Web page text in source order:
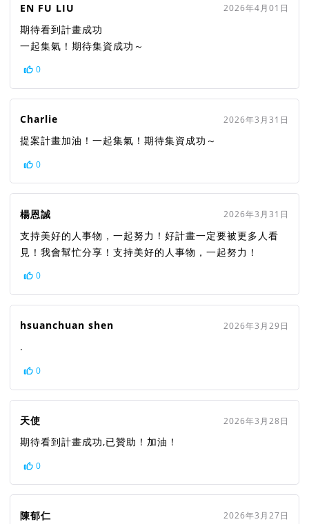
EN FU LIU 2026年4月01日
期待看到計畫成功
一起集氣！期待集資成功～
0
Charlie 2026年3月31日
提案計畫加油！一起集氣！期待集資成功～
0
楊恩誠 2026年3月31日
支持美好的人事物，一起努力！好計畫一定要被更多人看
見！我會幫忙分享！支持美好的人事物，一起努力！
0
hsuanchuan shen 2026年3月29日
.
0
天使 2026年3月28日
期待看到計畫成功,已贊助！加油！
0
陳郁仁 2026年3月27日